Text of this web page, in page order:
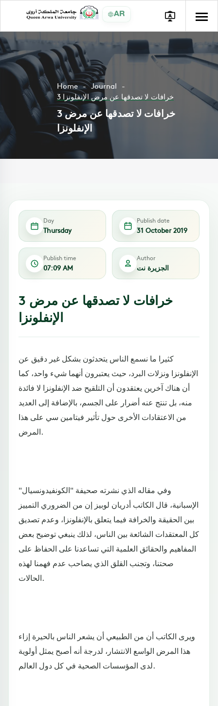
AR
Home
Journal
3 خرافات لا تصدقها عن مرض الإنفلونزا
3 خرافات لا تصدقها عن مرض
الإنفلونزا
Day
Thursday
Publish date
31 October 2019
Publish time
07:09 AM
Author
الجزيرة نت
3 خرافات لا تصدقها عن مرض
الإنفلونزا
كثيرا ما نسمع الناس يتحدثون بشكل غير دقيق عن
الإنفلونزا ونزلات البرد، حيث يعتبرون أنهما شيء واحد، كما
أن هناك آخرين يعتقدون أن التلقيح ضد الإنفلونزا لا فائدة
منه، بل تنتج عنه أضرار على الجسم، بالإضافة إلى العديد
من الاعتقادات الأخرى حول تأثير فيتامين سي على هذا
المرض.
وفي مقاله الذي نشرته صحيفة "الكونفيدونسيال"
الإسبانية، قال الكاتب أدريان لوبيز إن من الضروري التمييز
بين الحقيقة والخرافة فيما يتعلق بالإنفلونزا، وعدم تصديق
كل المعتقدات الشائعة بين الناس، لذلك ينبغي توضيح بعض
المفاهيم والحقائق العلمية التي تساعدنا على الحفاظ على
صحتنا، وتجنب القلق الذي يصاحب عدم فهمنا لهذه
الحالات.
ويرى الكاتب أن من الطبيعي أن يشعر الناس بالحيرة إزاء
هذا المرض الواسع الانتشار، لدرجة أنه أصبح يمثل أولوية
لدى المؤسسات الصحية في كل دول العالم.